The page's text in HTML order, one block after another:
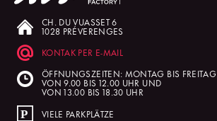
CH. DU VUASSET 6
1028 PRÉVERENGES
KONTAK PER E-MAIL
ÖFFNUNGSZEITEN: MONTAG BIS FREITAG
VON 9.00 BIS 12.00 UHR UND
VON 13.00 BIS 18.30 UHR
VIELE PARKPLÄTZE